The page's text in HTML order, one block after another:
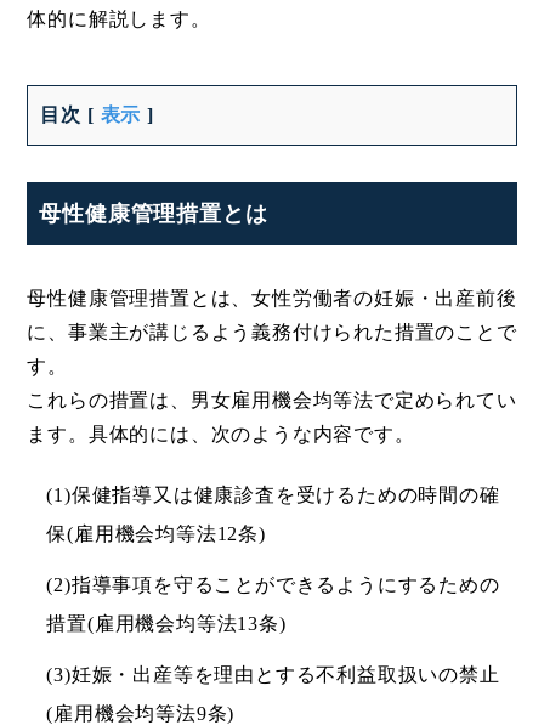
体的に解説します。
目次 [ 表示 ]
母性健康管理措置とは
母性健康管理措置とは、女性労働者の妊娠・出産前後
に、事業主が講じるよう義務付けられた措置のことで
す。
これらの措置は、男女雇用機会均等法で定められてい
ます。具体的には、次のような内容です。
(1)保健指導又は健康診査を受けるための時間の確
保(雇用機会均等法12条)
(2)指導事項を守ることができるようにするための
措置(雇用機会均等法13条)
(3)妊娠・出産等を理由とする不利益取扱いの禁止
(雇用機会均等法9条)